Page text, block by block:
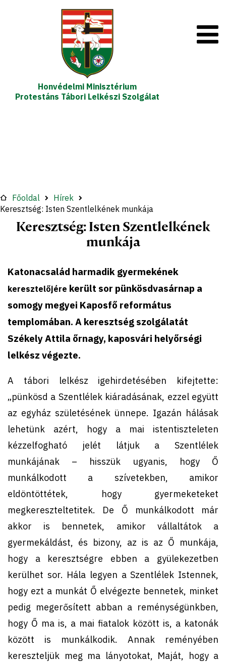
Honvédelmi Minisztérium
Protestáns Tábori Lelkészi Szolgálat
Főoldal
Hírek
Keresztség: Isten Szentlelkének munkája
Keresztség: Isten Szentlelkének
munkája
Katonacsalád harmadik gyermekének
keresztelőjére került sor pünkösdvasárnap a
somogy megyei Kaposfő református
templomában. A keresztség szolgálatát
Székely Attila őrnagy, kaposvári helyőrségi
lelkész végezte.
A tábori lelkész igehirdetésében kifejtette:
„pünkösd a Szentlélek kiáradásának, ezzel együtt
az egyház születésének ünnepe. Igazán hálásak
lehetünk azért, hogy a mai istentiszteleten
kézzelfogható jelét látjuk a Szentlélek
munkájának – hisszük ugyanis, hogy Ő
munkálkodott a szívetekben, amikor
eldöntöttétek, hogy gyermeketeket
megkereszteltetitek. De Ő munkálkodott már
akkor is bennetek, amikor vállaltátok a
gyermekáldást, és bizony, az is az Ő munkája,
hogy a keresztségre ebben a gyülekezetben
kerülhet sor. Hála legyen a Szentlélek Istennek,
hogy ezt a munkát Ő elvégezte bennetek, minket
pedig megerősített abban a reménységünkben,
hogy Ő ma is, a mai fiatalok között is, a katonák
között is munkálkodik. Annak reményében
kereszteljük meg ma lányotokat, Maját, hogy a